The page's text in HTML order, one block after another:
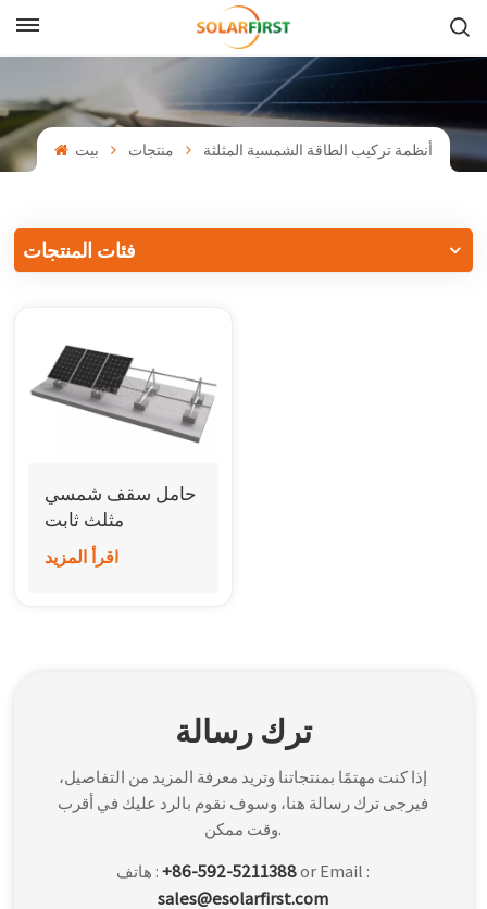
English
Français
中文
Español
Português
بالعربية
بيت منتجات أنظمة تركيب الطاقة الشمسية المثلثة
فئات المنتجات
حامل سقف شمسي
مثلث ثابت
اقرأ المزيد
ترك رسالة
إذا كنت مهتمًا بمنتجاتنا وتريد معرفة المزيد من التفاصيل،
فيرجى ترك رسالة هنا، وسوف نقوم بالرد عليك في أقرب
وقت ممكن.
هاتف :+86-592-5211388or Email :
sales@esolarfirst.com